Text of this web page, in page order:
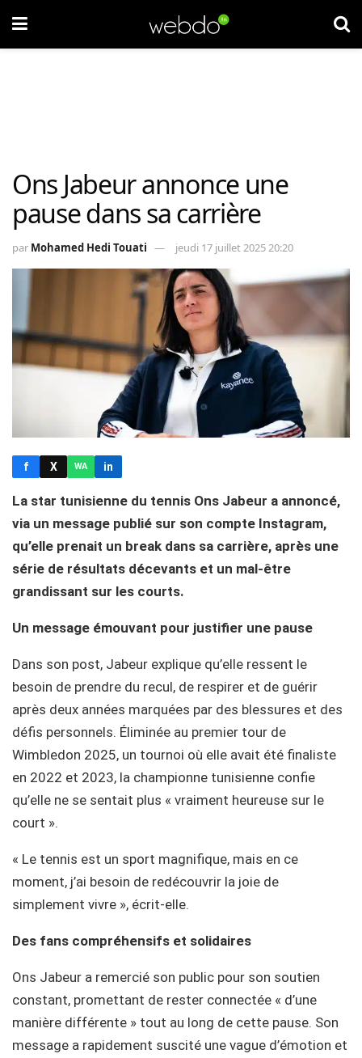
Ons Jabeur annonce une
pause dans sa carrière
par Mohamed Hedi Touati jeudi 17 juillet 2025 20:20
f X WA in
La star tunisienne du tennis Ons Jabeur a annoncé,
via un message publié sur son compte Instagram,
qu’elle prenait un break dans sa carrière, après une
série de résultats décevants et un mal-être
grandissant sur les courts.
Un message émouvant pour justifier une pause
Dans son post, Jabeur explique qu’elle ressent le
besoin de prendre du recul, de respirer et de guérir
après deux années marquées par des blessures et des
défis personnels. Éliminée au premier tour de
Wimbledon 2025, un tournoi où elle avait été finaliste
en 2022 et 2023, la championne tunisienne confie
qu’elle ne se sentait plus « vraiment heureuse sur le
court ».
« Le tennis est un sport magnifique, mais en ce
moment, j’ai besoin de redécouvrir la joie de
simplement vivre », écrit-elle.
Des fans compréhensifs et solidaires
Ons Jabeur a remercié son public pour son soutien
constant, promettant de rester connectée « d’une
manière différente » tout au long de cette pause. Son
message a rapidement suscité une vague d’émotion et